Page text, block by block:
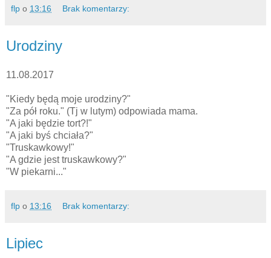
flp o 13:16 Brak komentarzy:
Urodziny
11.08.2017
"Kiedy będą moje urodziny?"
"Za pół roku." (Tj w lutym) odpowiada mama.
"A jaki będzie tort?!"
"A jaki byś chciała?"
"Truskawkowy!"
"A gdzie jest truskawkowy?"
"W piekarni..."
flp o 13:16 Brak komentarzy:
Lipiec